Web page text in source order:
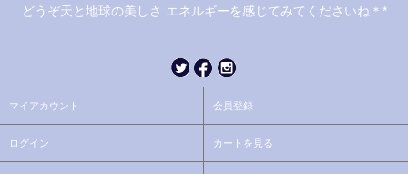
どうぞ天と地球の美しさ エネルギーを感じてみてくださいね＊*
マイアカウント 会員登録
ログイン カートを見る